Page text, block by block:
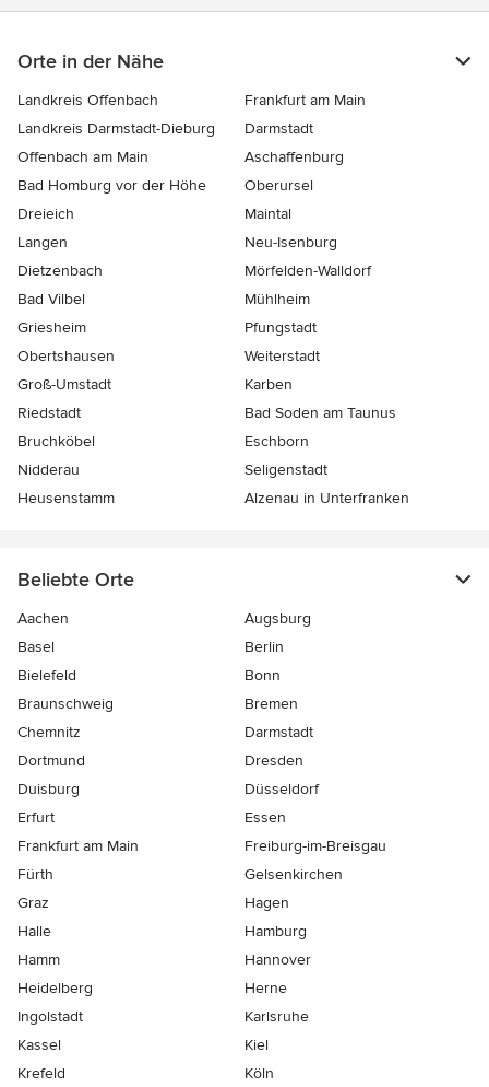
Orte in der Nähe
Landkreis Offenbach
Frankfurt am Main
Landkreis Darmstadt-Dieburg
Darmstadt
Offenbach am Main
Aschaffenburg
Bad Homburg vor der Höhe
Oberursel
Dreieich
Maintal
Langen
Neu-Isenburg
Dietzenbach
Mörfelden-Walldorf
Bad Vilbel
Mühlheim
Griesheim
Pfungstadt
Obertshausen
Weiterstadt
Groß-Umstadt
Karben
Riedstadt
Bad Soden am Taunus
Bruchköbel
Eschborn
Nidderau
Seligenstadt
Heusenstamm
Alzenau in Unterfranken
Beliebte Orte
Aachen
Augsburg
Basel
Berlin
Bielefeld
Bonn
Braunschweig
Bremen
Chemnitz
Darmstadt
Dortmund
Dresden
Duisburg
Düsseldorf
Erfurt
Essen
Frankfurt am Main
Freiburg-im-Breisgau
Fürth
Gelsenkirchen
Graz
Hagen
Halle
Hamburg
Hamm
Hannover
Heidelberg
Herne
Ingolstadt
Karlsruhe
Kassel
Kiel
Krefeld
Köln